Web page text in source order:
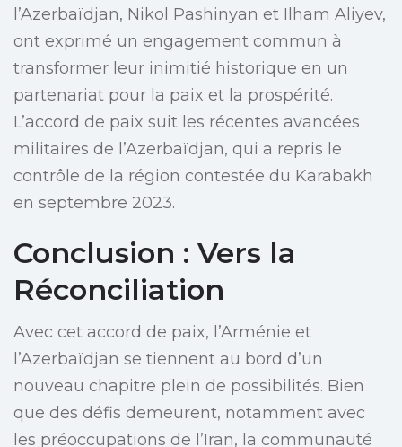
l’Azerbaïdjan, Nikol Pashinyan et Ilham Aliyev,
ont exprimé un engagement commun à
transformer leur inimitié historique en un
partenariat pour la paix et la prospérité.
L’accord de paix suit les récentes avancées
militaires de l’Azerbaïdjan, qui a repris le
contrôle de la région contestée du Karabakh
en septembre 2023.
Conclusion : Vers la
Réconciliation
Avec cet accord de paix, l’Arménie et
l’Azerbaïdjan se tiennent au bord d’un
nouveau chapitre plein de possibilités. Bien
que des défis demeurent, notamment avec
les préoccupations de l’Iran, la communauté